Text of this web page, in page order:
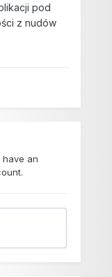
pod
z nudów
an